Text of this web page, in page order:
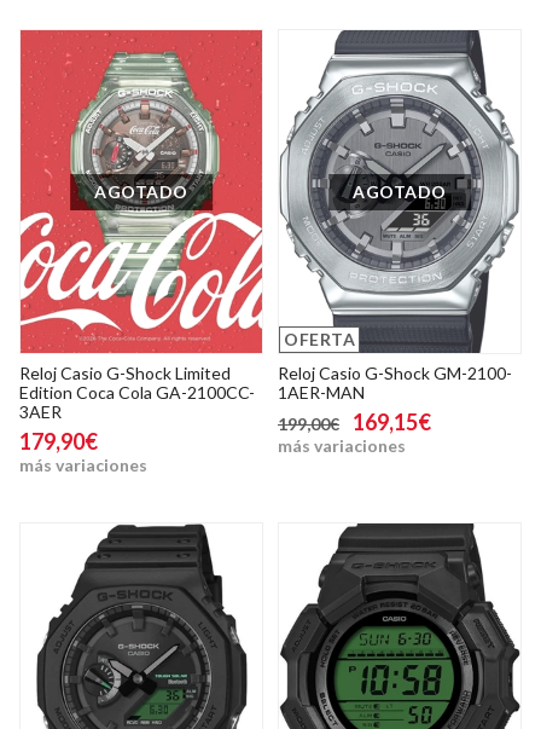
AGOTADO
Reloj Casio G-Shock Limited
Edition Coca Cola GA-2100CC-
3AER
179,90€
más variaciones
OFERTA
AGOTADO
Reloj Casio G-Shock GM-2100-
1AER-MAN
199,00€
169,15€
más variaciones